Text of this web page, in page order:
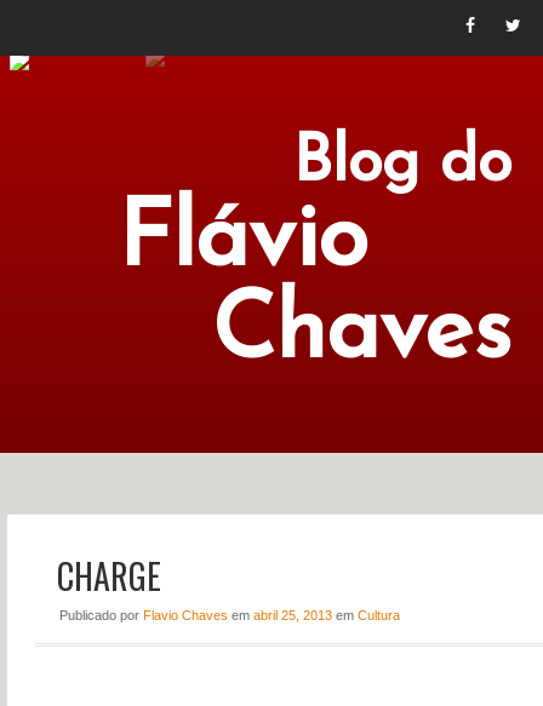
Blog do
Flávio
Chaves
CONTATO
CHARGE
Publicado por Flavio Chaves em abril 25, 2013em Cultura